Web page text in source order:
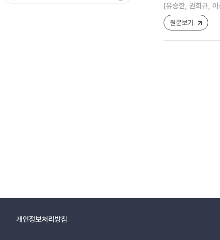
[유승한, 권희규,
원문보기
개인정보처리방침